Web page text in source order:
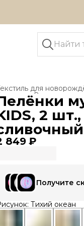
для
Все товары
›
2
849 ₽
Получите
Тихий океан